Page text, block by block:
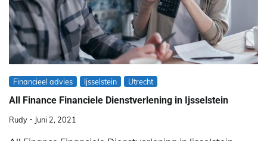
Financieel advies Ijsselstein Utrecht
All Finance Financiele Dienstverlening in Ijsselstein
Rudy Juni 2, 2021